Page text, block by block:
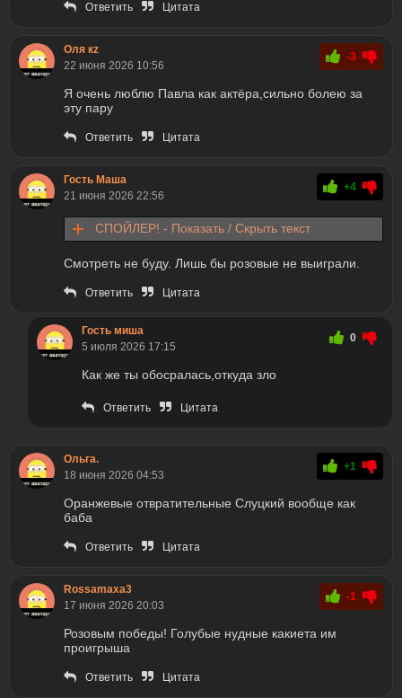
Ответить Цитата
Оля кz
22 июня 2026 10:56
-3
Я очень люблю Павла как актёра,сильно болею за
эту пару
Ответить Цитата
Гость Маша
21 июня 2026 22:56
+4
СПОЙЛЕР! - Показать / Скрыть текст
Смотреть не буду. Лишь бы розовые не выиграли.
Ответить Цитата
Гость миша
5 июля 2026 17:15
0
Как же ты обосралась,откуда зло
Ответить Цитата
Ольга.
18 июня 2026 04:53
+1
Оранжевые отвратительные Слуцкий вообще как
баба
Ответить Цитата
Rossamaxa3
17 июня 2026 20:03
-1
Розовым победы! Голубые нудные какиета им
проигрыша
Ответить Цитата